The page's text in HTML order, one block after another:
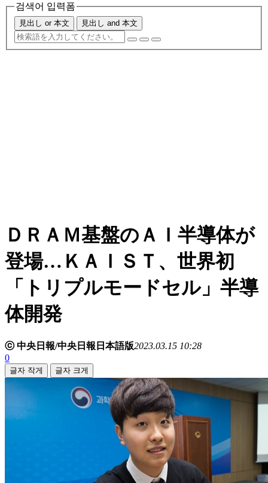
검색어 입력폼
見出し or 本文 見出し and 本文
ＤＲＡＭ基盤のＡＩ半導体が
登場…ＫＡＩＳＴ、世界初
「トリプルモードセル」半導
体開発
ⓒ 中央日報/中央日報日本語版2023.03.15 10:28
0
글자 작게 글자 크게